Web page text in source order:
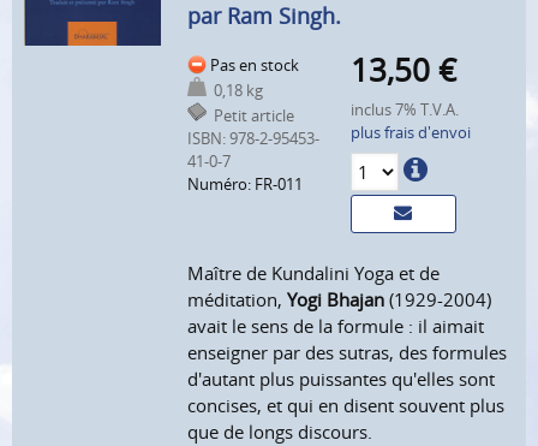
par Ram Singh.
Pas en stock
0,18 kg
Petit article
ISBN: 978-2-95453-
41-0-7
Numéro: FR-011
13,50 €
inclus 7% T.V.A.
plus frais d'envoi
Maître de Kundalini Yoga et de
méditation,Yogi Bhajan (1929-2004)
avait le sens de la formule : il aimait
enseigner par des sutras, des formules
d'autant plus puissantes qu'elles sont
concises, et qui en disent souvent plus
que de longs discours.